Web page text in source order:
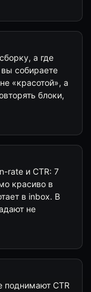
а где
собираете
«красотой», а
блоки,
rate и CTR: 7
красиво в
в inbox. В
не
поднимают CTR